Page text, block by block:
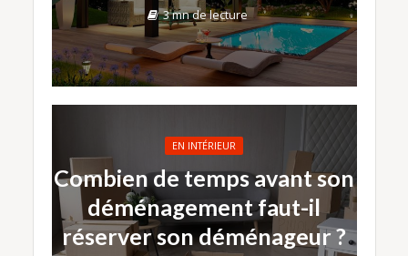
3 mn de lecture
EN INTÉRIEUR
Combien de temps avant son
déménagement faut-il
réserver son déménageur ?